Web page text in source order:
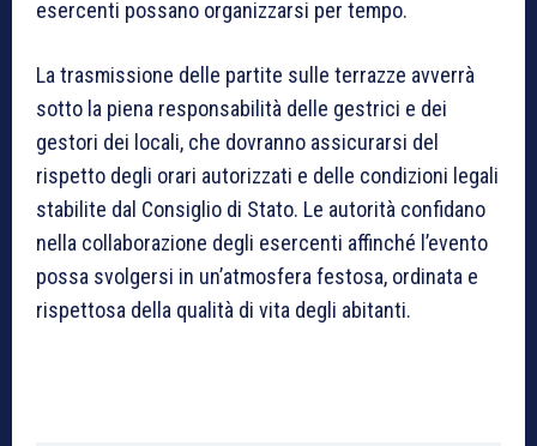
esercenti possano organizzarsi per tempo.
La trasmissione delle partite sulle terrazze avverrà
sotto la piena responsabilità delle gestrici e dei
gestori dei locali, che dovranno assicurarsi del
rispetto degli orari autorizzati e delle condizioni legali
stabilite dal Consiglio di Stato. Le autorità confidano
nella collaborazione degli esercenti affinché l’evento
possa svolgersi in un’atmosfera festosa, ordinata e
rispettosa della qualità di vita degli abitanti.